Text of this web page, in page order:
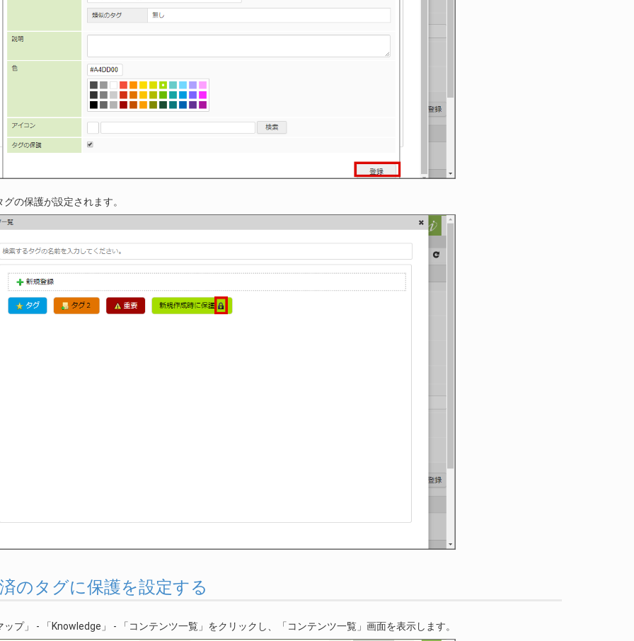
の保護が設定されます。
のタグに保護を設定する
ップ」 - 「Knowledge」 - 「コンテンツ一覧」をクリックし、「コンテンツ一覧」画面を表示します。